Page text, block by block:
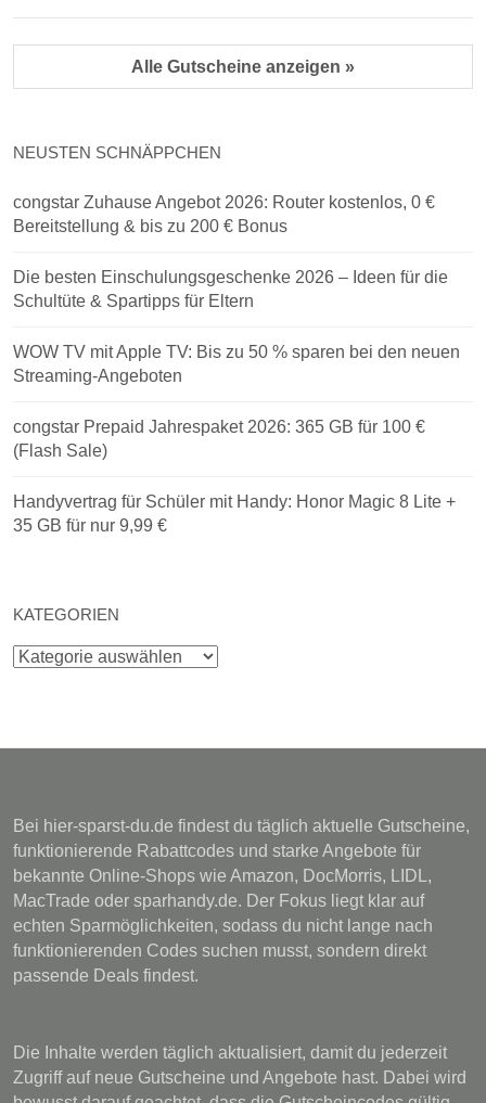
Alle Gutscheine anzeigen »
NEUSTEN SCHNÄPPCHEN
congstar Zuhause Angebot 2026: Router kostenlos, 0 €
Bereitstellung & bis zu 200 € Bonus
Die besten Einschulungsgeschenke 2026 – Ideen für die
Schultüte & Spartipps für Eltern
WOW TV mit Apple TV: Bis zu 50 % sparen bei den neuen
Streaming-Angeboten
congstar Prepaid Jahrespaket 2026: 365 GB für 100 €
(Flash Sale)
Handyvertrag für Schüler mit Handy: Honor Magic 8 Lite +
35 GB für nur 9,99 €
KATEGORIEN
Kategorien
Bei hier-sparst-du.de findest du täglich aktuelle Gutscheine,
funktionierende Rabattcodes und starke Angebote für
bekannte Online-Shops wie Amazon, DocMorris, LIDL,
MacTrade oder sparhandy.de. Der Fokus liegt klar auf
echten Sparmöglichkeiten, sodass du nicht lange nach
funktionierenden Codes suchen musst, sondern direkt
passende Deals findest.
Die Inhalte werden täglich aktualisiert, damit du jederzeit
Zugriff auf neue Gutscheine und Angebote hast. Dabei wird